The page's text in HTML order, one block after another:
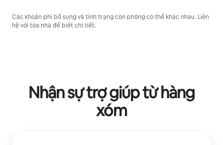
Các khoản phí bổ sung và tình trạng còn phòng có thể khác nhau. Liên
hệ với tòa nhà để biết chi tiết.
Nhận sự trợ giúp từ hàng
xóm